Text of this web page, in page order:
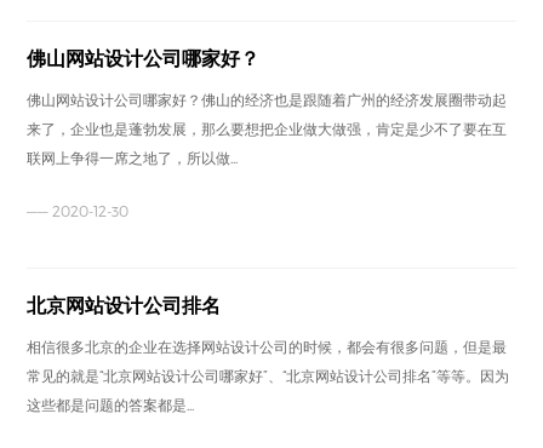
佛山网站设计公司哪家好？
佛山网站设计公司哪家好？佛山的经济也是跟随着广州的经济发展圈带动起
来了，企业也是蓬勃发展，那么要想把企业做大做强，肯定是少不了要在互
联网上争得一席之地了，所以做...
—— 2020-12-30
北京网站设计公司排名
相信很多北京的企业在选择网站设计公司的时候，都会有很多问题，但是最
常见的就是“北京网站设计公司哪家好”、“北京网站设计公司排名”等等。因为
这些都是问题的答案都是...